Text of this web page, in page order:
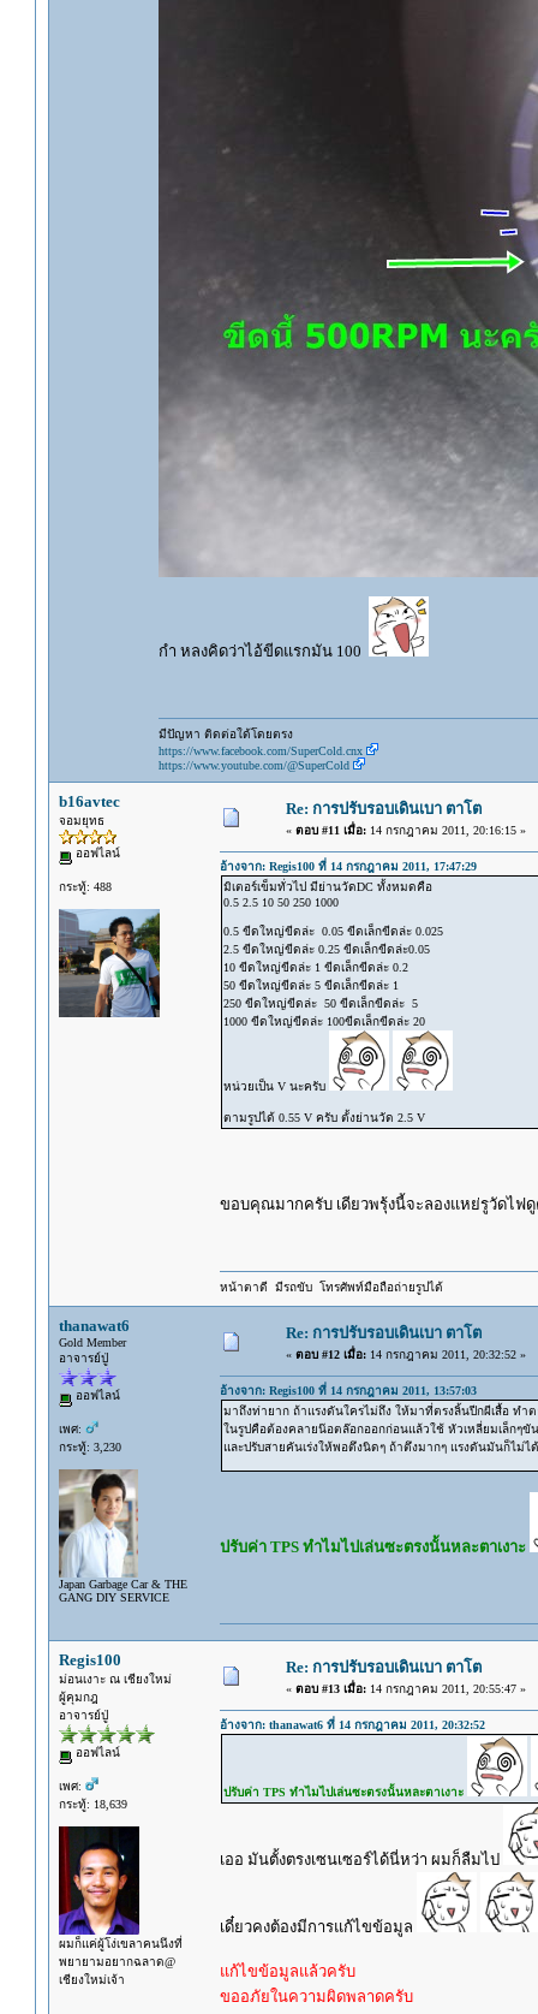
กำ หลงคิดว่าไอ้ขีดแรกมัน 100
มีปัญหา ติดต่อใด้โดยตรง
https://www.facebook.com/SuperCold.cnx
https://www.youtube.com/@SuperCold
b16avtec
จอมยุทธ
ออฟไลน์
กระทู้: 488
Re: การปรับรอบเดินเบา ตาโต
« ตอบ #11 เมื่อ:14 กรกฎาคม 2011, 20:16:15 »
อ้างจาก: Regis100 ที่ 14 กรกฎาคม 2011, 17:47:29
มิเตอร์เข็มทั่วไป มีย่านวัดDC ทั้งหมดคือ
0.5 2.5 10 50 250 1000
0.5 ขีดใหญ่ขีดล่ะ 0.05 ขีดเล็กขีดล่ะ 0.025
2.5 ขีดใหญ่ขีดล่ะ 0.25 ขีดเล็กขีดล่ะ0.05
10 ขีดใหญ่ขีดล่ะ 1 ขีดเล็กขีดล่ะ 0.2
50 ขีดใหญ่ขีดล่ะ 5 ขีดเล็กขีดล่ะ 1
250 ขีดใหญ่ขีดล่ะ 50 ขีดเล็กขีดล่ะ 5
1000 ขีดใหญ่ขีดล่ะ 100ขีดเล็กขีดล่ะ 20
หน่วยเป็น V นะครับ
ตามรูปได้ 0.55 V ครับ ตั้งย่านวัด 2.5 V
ขอบคุณมากครับ เดียวพรุ้งนี้จะลองแหย่รูวัดไฟ
หน้าตาดี มีรถขับ โทรศัพท์มือถือถ่ายรูปได้
thanawat6
Gold Member
อาจารย์ปู่
ออฟไลน์
เพศ:
กระทู้: 3,230
Japan Garbage Car & THE
GANG DIY SERVICE
Re: การปรับรอบเดินเบา ตาโต
« ตอบ #12 เมื่อ:14 กรกฎาคม 2011, 20:32:52 »
อ้างจาก: Regis100 ที่ 14 กรกฎาคม 2011, 13:57:03
มาถึงท่ายาก ถ้าแรงดันใครไม่ถึง ให้มาที่ตรงลิ้นปีกผีเสื้อ ทำต
ในรูปคือต้องคลายน๊อตล๊อกออกก่อนแล้วใช้ หัวเหลี่ยมเล็กๆขั
และปรับสายคันเร่งให้พอตึงนิดๆ ถ้าตึงมากๆ แรงดันมันก็ไม่ไ
ปรับค่า TPS ทำไมไปเล่นซะตรงนั้นหละตาเงาะ
Regis100
ม่อนเงาะ ณ เชียงใหม่
ผู้คุมกฎ
อาจารย์ปู่
ออฟไลน์
เพศ:
กระทู้: 18,639
ผมก็แค่ผู้โง่เขลาคนนึงที่
พยายามอยากฉลาด@
เชียงใหม่เจ้า
Re: การปรับรอบเดินเบา ตาโต
« ตอบ #13 เมื่อ:14 กรกฎาคม 2011, 20:55:47 »
อ้างจาก: thanawat6 ที่ 14 กรกฎาคม 2011, 20:32:52
ปรับค่า TPS ทำไมไปเล่นซะตรงนั้นหละตาเงาะ
เออ มันตั้งตรงเซนเซอร์ได้นี่หว่า ผมก็ลืมไป
เดี๋ยวคงต้องมีการแก้ไขข้อมูล
แก้ไขข้อมูลแล้วครับ
ขออภัยในความผิดพลาดครับ